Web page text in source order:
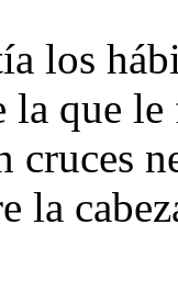
los
la que
cruces
la